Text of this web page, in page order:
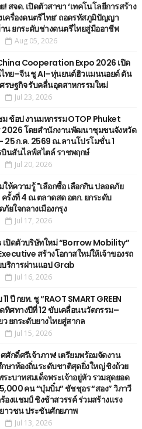
! สจด. เปิดตัวสาขา ‘เทคโนโลยีการสร้าง
ครื่องดนตรีไทย’ ​ถอดรหัสภูมิปัญญา
ยกระดับช่างดนตรีไทยสู่มืออาชีพ
Aug 05, 2026
Cooperation Expo 2026 เปิด
ไทย–จีน ชู AI–หุ่นยนต์ฮิวแมนนอยด์ ดัน
รษฐกิจ รับคลื่นอุตสาหกรรมใหม่
Jul 23, 2026
ช้อป งานมหกรรม OTOP Phuket
2026 โดยสำนักงานพัฒนาชุมชนจังหวัด
- 25 ก.ค. 2569 ณ.ลานโปรโมชั่น 1
นสันไลฟ์สไตล์ ราชพฤกษ์
Jul 20, 2026
ให้ความรู้ "เลือกซื้อ เลือกกิน ปลอดภัย
รั้งที่ 4 ณ ตลาดสด อตก. ยกระดับ
ยใจกลางเมืองกรุง
Jul 17, 2026
ปิดตัวบริษัทใหม่ “Borrow Mobility”
สร้างโอกาสใหม่ให้เจ้าของรถ
ริการผ่านแอป Grab
Jul 16, 2026
ปี กยท. ชู “RAOT SMART GREEN
ดทิศทางปีที่ 12 ขับเคลื่อนนวัตกรรม–
ว ยกระดับยางไทยสู่สากล
Jul 15, 2026
ศักดิ์ศรีเจ้าภาพ! เตรียมพร้อมจัดงาน
ษาท้องถิ่นระดับชาติสุดยิ่งใหญ่ ชิงถ้วย
ะบาทสมเด็จพระเจ้าอยู่หัว รวมสุดยอด
คน “บุ๋มบิ๋ม” ชัชชุอร “สอง” วิภาวี
องแชมป์ ชิงช้าสวรรค์ ร่วมสร้างแรง
าวชน ประชันศักยภาพ
Jul 13, 2026